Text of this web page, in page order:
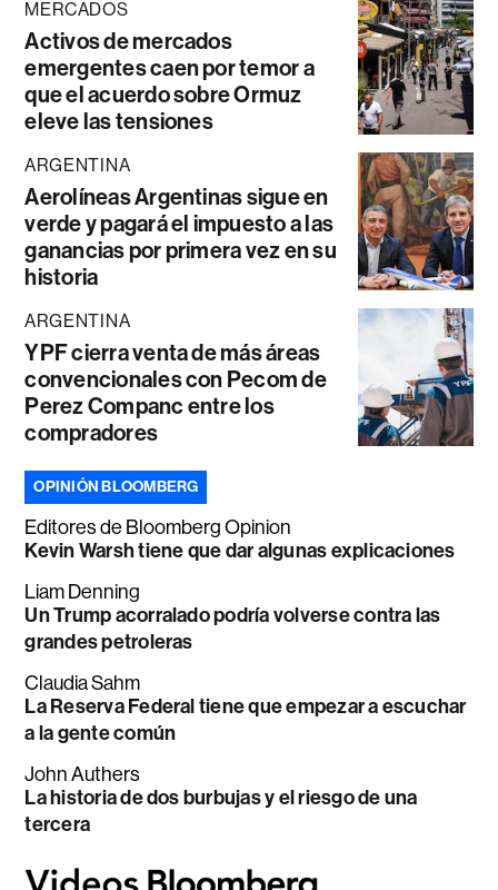
MERCADOS
Activos de mercados
emergentes caen por temor a
que el acuerdo sobre Ormuz
eleve las tensiones
ARGENTINA
Aerolíneas Argentinas sigue en
verde y pagará el impuesto a las
ganancias por primera vez en su
historia
ARGENTINA
YPF cierra venta de más áreas
convencionales con Pecom de
Perez Companc entre los
compradores
OPINIÓN BLOOMBERG
Editores de Bloomberg Opinion
Kevin Warsh tiene que dar algunas explicaciones
Liam Denning
Un Trump acorralado podría volverse contra las
grandes petroleras
Claudia Sahm
La Reserva Federal tiene que empezar a escuchar
a la gente común
John Authers
La historia de dos burbujas y el riesgo de una
tercera